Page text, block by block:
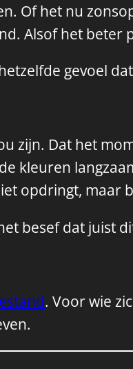
Of het nu
Alsof het beter
gevoel
zijn. Dat het
kleuren
opdringt, maar
besef dat juist
. Voor wie